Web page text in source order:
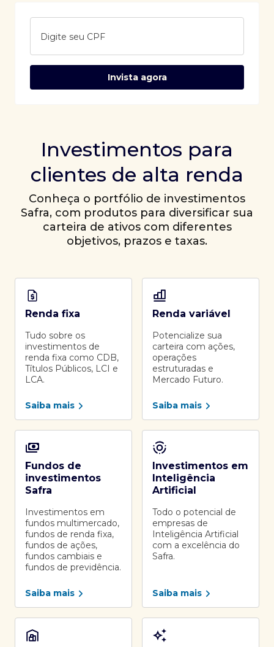
Digite seu CPF
Invista agora
Investimentos para
clientes de alta renda
Conheça o portfólio de investimentos
Safra, com produtos para diversificar sua
carteira de ativos com diferentes
objetivos, prazos e taxas.
Renda fixa
Tudo sobre os
investimentos de
renda fixa como CDB,
Títulos Públicos, LCI e
LCA.
Saiba mais
Renda variável
Potencialize sua
carteira com ações,
operações
estruturadas e
Mercado Futuro.
Saiba mais
Fundos de
investimentos
Safra
Investimentos em
fundos multimercado,
fundos de renda fixa,
fundos de ações,
fundos cambiais e
fundos de previdência.
Saiba mais
Investimentos em
Inteligência
Artificial
Todo o potencial de
empresas de
Inteligência Artificial
com a excelência do
Safra.
Saiba mais